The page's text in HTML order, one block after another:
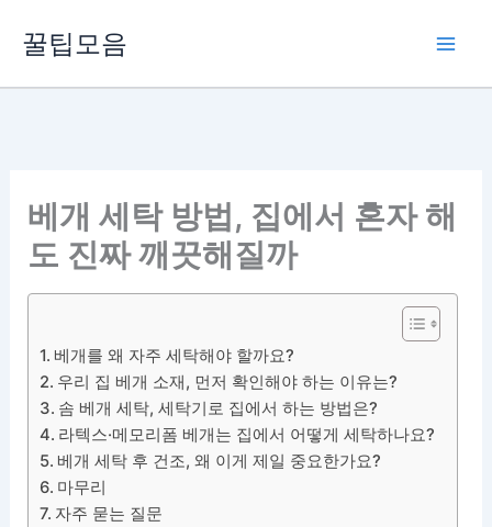
꿀팁모음
베개 세탁 방법, 집에서 혼자 해
도 진짜 깨끗해질까
베개를 왜 자주 세탁해야 할까요?
우리 집 베개 소재, 먼저 확인해야 하는 이유는?
솜 베개 세탁, 세탁기로 집에서 하는 방법은?
라텍스·메모리폼 베개는 집에서 어떻게 세탁하나요?
베개 세탁 후 건조, 왜 이게 제일 중요한가요?
마무리
자주 묻는 질문